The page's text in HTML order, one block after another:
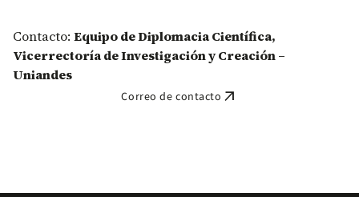
Contacto: Equipo de Diplomacia Científica,
Vicerrectoría de Investigación y Creación –
Uniandes
Correo de contacto arrow_outward